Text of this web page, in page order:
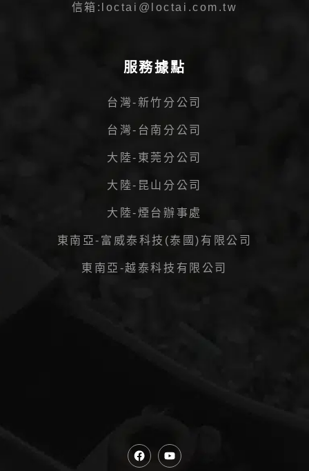
信箱: loctai@loctai.com.tw
服務據點
台灣-新竹分公司
台灣-台南分公司
大陸-東莞分公司
大陸-昆山分公司
大陸-煙台辦事處
東南亞-富威泰科技(泰國)有限公司
東南亞-越泰科技有限公司